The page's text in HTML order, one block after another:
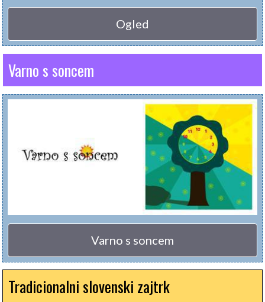
Ogled
Varno s soncem
Varno s soncem
Tradicionalni slovenski zajtrk